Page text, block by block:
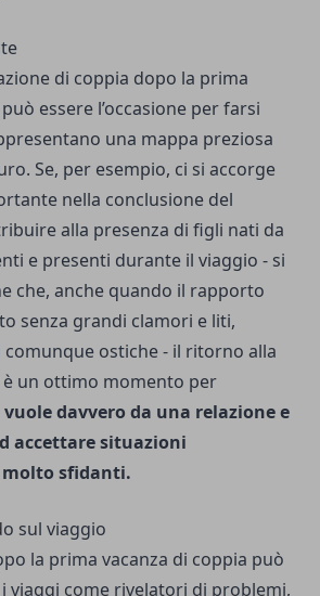
di coppia dopo la prima
essere l’occasione per farsi
una mappa preziosa
Se, per esempio, ci si accorge
nella conclusione del
alla presenza di figli nati da
e presenti durante il viaggio - si
che, anche quando il rapporto
senza grandi clamori e liti,
ostiche - il ritorno alla
un ottimo momento per
davvero da una relazione e
accettare situazioni
sfidanti.
sul viaggio
la prima vacanza di coppia può
viaggi come rivelatori di problemi,